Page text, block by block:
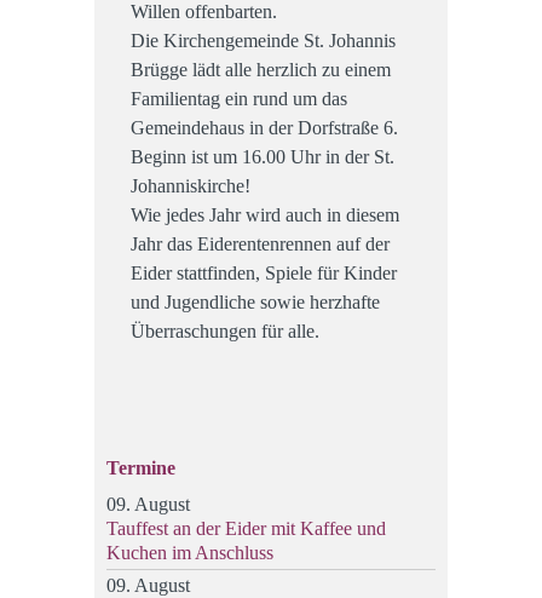
Willen offenbarten.
Die Kirchengemeinde St. Johannis
Brügge lädt alle herzlich zu einem
Familientag ein rund um das
Gemeindehaus in der Dorfstraße 6.
Beginn ist um 16.00 Uhr in der St.
Johanniskirche!
Wie jedes Jahr wird auch in diesem
Jahr das Eiderentenrennen auf der
Eider stattfinden, Spiele für Kinder
und Jugendliche sowie herzhafte
Überraschungen für alle.
Termine
09. August
Tauffest an der Eider mit Kaffee und
Kuchen im Anschluss
09. August